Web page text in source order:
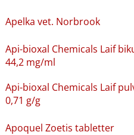
Apelka vet. Norbrook
Api-bioxal Chemicals Laif
44,2 mg/ml
Api-bioxal Chemicals Laif
0,71 g/g
Apoquel Zoetis tabletter